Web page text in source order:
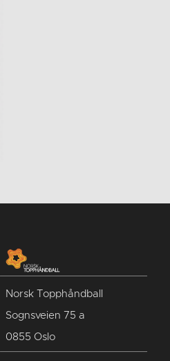
Norsk Topphåndball
Sognsveien 75 a
0855 Oslo